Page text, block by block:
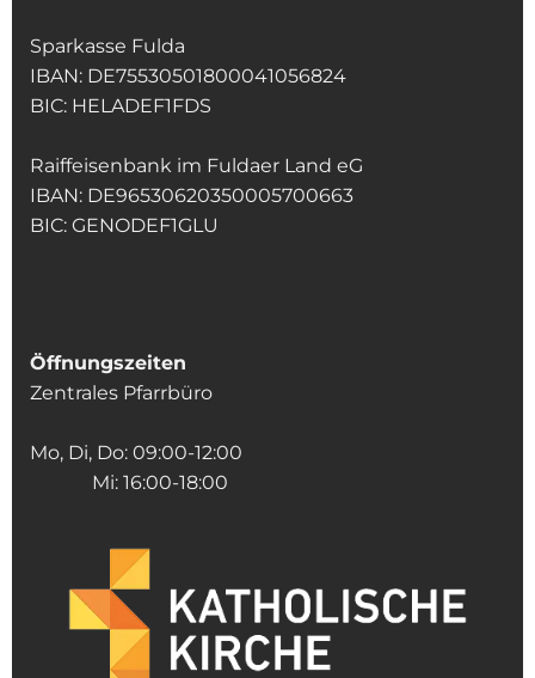
Sparkasse Fulda
IBAN: DE75530501800041056824
BIC: HELADEF1FDS
Raiffeisenbank im Fuldaer Land eG
IBAN: DE96530620350005700663
BIC: GENODEF1GLU
Öffnungszeiten
Zentrales Pfarrbüro
Mo, Di, Do: 09:00-12:00
Mi: 16:00-18:00